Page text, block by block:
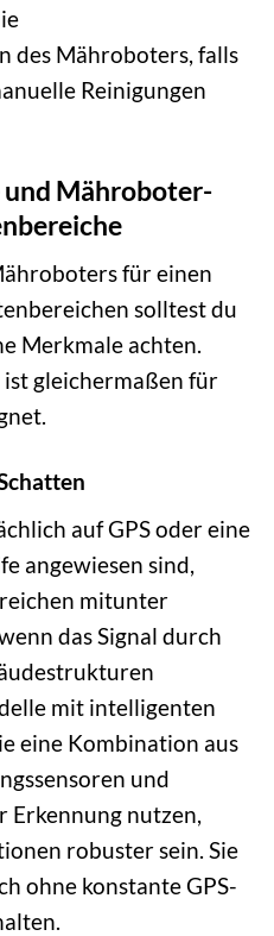
des Mähroboters, falls
Reinigungen
und Mähroboter-
für einen
solltest du
Merkmale achten.
gleichermaßen für
auf GPS oder eine
angewiesen sind,
mitunter
das Signal durch
mit intelligenten
eine Kombination aus
und
Erkennung nutzen,
robuster sein. Sie
ohne konstante GPS-